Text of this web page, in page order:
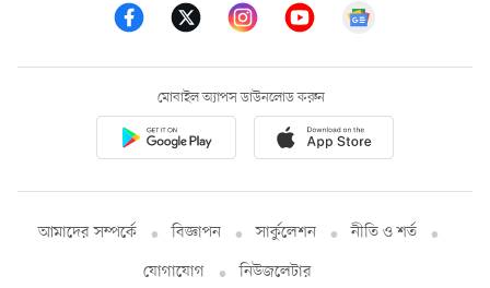
মোবাইল অ্যাপস ডাউনলোড করুন
আমাদের সম্পর্কে বিজ্ঞাপন সার্কুলেশন
নীতি ও শর্ত
যোগাযোগ
নিউজলেটার